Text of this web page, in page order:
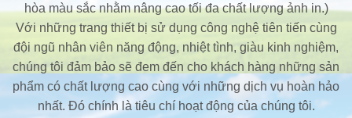
hòa màu sắc nhằm nâng cao tối đa chất lượng ảnh in.)
Với những trang thiết bị sử dụng công nghệ tiên tiến cùng
đội ngũ nhân viên năng động, nhiệt tình, giàu kinh nghiệm,
chúng tôi đảm bảo sẽ đem đến cho khách hàng những sản
phẩm có chất lượng cao cùng với những dịch vụ hoàn hảo
nhất. Đó chính là tiêu chí hoạt động của chúng tôi.